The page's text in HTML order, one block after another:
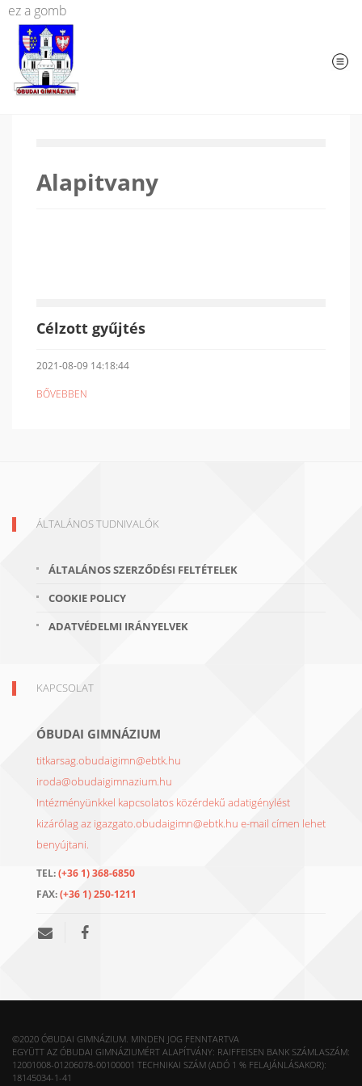
ez a gomb
Alapitvany
Célzott gyűjtés
2021-08-09 14:18:44
BŐVEBBEN
ÁLTALÁNOS TUDNIVALÓK
ÁLTALÁNOS SZERZŐDÉSI FELTÉTELEK
COOKIE POLICY
ADATVÉDELMI IRÁNYELVEK
KAPCSOLAT
ÓBUDAI GIMNÁZIUM
titkarsag.obudaigimn@ebtk.hu
iroda@obudaigimnazium.hu
Intézményünkkel kapcsolatos közérdekű adatigénylést
kizárólag az igazgato.obudaigimn@ebtk.hu e-mail címen lehet
benyújtani.
TEL:(+36 1) 368-6850
FAX:(+36 1) 250-1211
©2020 ÓBUDAI GIMNÁZIUM. MINDEN JOG FENNTARTVA
EGYÜTT AZ ÓBUDAI GIMNÁZIUMÉRT ALAPÍTVÁNY: RAIFFEISEN BANK SZÁMLASZÁM:
12001008-01206078-00100001 TECHNIKAI SZÁM (ADÓ 1 % FELAJÁNLÁSAKOR):
18145034-1-41